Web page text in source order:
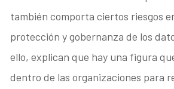
también comporta ciertos riesgos
protección y gobernanza de los
ello, explican que hay una figura
dentro de las organizaciones para